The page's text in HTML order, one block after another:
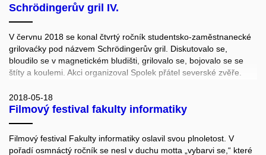
Schrödingerův gril IV.
V červnu 2018 se konal čtvrtý ročník studentsko-zaměstnanecké
grilovaćky pod názvem Schrödingerův gril. Diskutovalo se,
bloudilo se v magnetickém bludišti, grilovalo se, bojovalo se se
štíty a koulemi. Akci organizoval Spolek přátel severské zvěře.
2018-05-18
Filmový festival fakulty informatiky
Filmový festival Fakulty informatiky oslavil svou plnoletost. V
pořadí osmnáctý ročník se nesl v duchu motta „vybarvi se,“ které